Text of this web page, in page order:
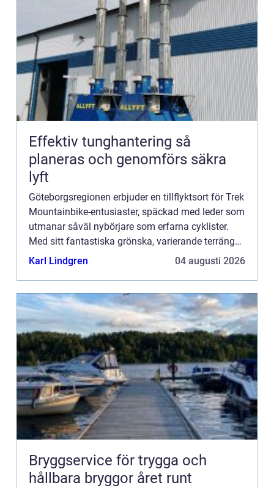
Effektiv tunghantering så
planeras och genomförs säkra
lyft
Göteborgsregionen erbjuder en tillflyktsort för Trek
Mountainbike-entusiaster, späckad med leder som
utmanar såväl nybörjare som erfarna cyklister.
Med sitt fantastiska grönska, varierande terräng
och när...
Karl Lindgren 04 augusti 2026
Bryggservice för trygga och
hållbara bryggor året runt